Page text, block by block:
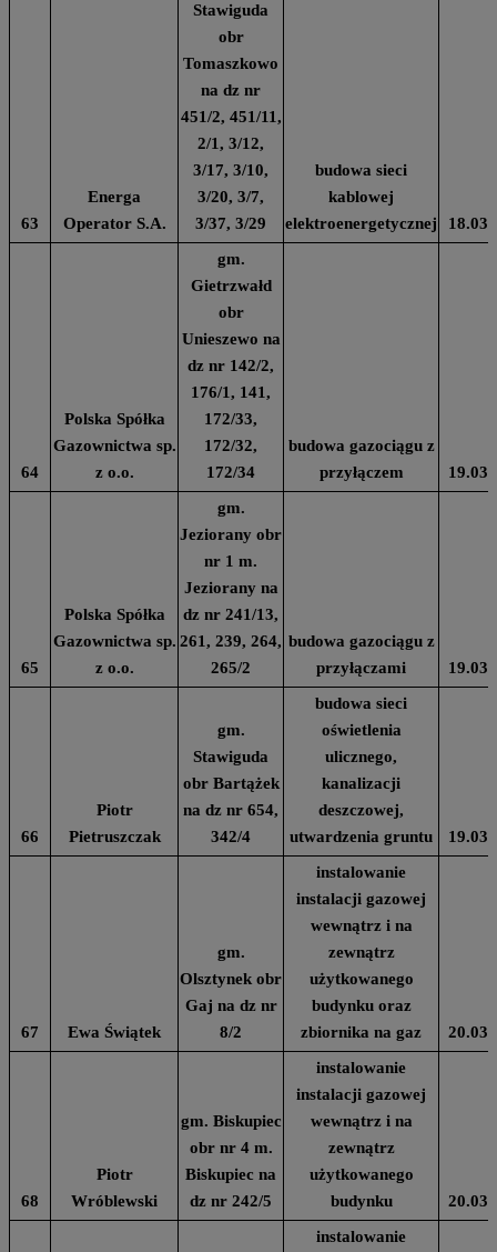
63
Energa
Operator S.A.
Stawiguda
obr
Tomaszkowo
na dz nr
451/2, 451/11,
2/1, 3/12,
3/17, 3/10,
3/20, 3/7,
3/37, 3/29
budowa sieci
kablowej
elektroenergetycznej
64
Polska Spółka
Gazownictwa sp.
z o.o.
gm.
Gietrzwałd
obr
Unieszewo na
dz nr 142/2,
176/1, 141,
172/33,
172/32,
172/34
budowa gazociągu z
przyłączem
65
Polska Spółka
Gazownictwa sp.
z o.o.
gm.
Jeziorany obr
nr 1 m.
Jeziorany na
dz nr 241/13,
261, 239, 264,
265/2
budowa gazociągu z
przyłączami
66
Piotr
Pietruszczak
gm.
Stawiguda
obr Bartążek
na dz nr 654,
342/4
budowa sieci
oświetlenia
ulicznego,
kanalizacji
deszczowej,
utwardzenia gruntu
67 Ewa Świątek
gm.
Olsztynek obr
Gaj na dz nr
8/2
instalowanie
instalacji gazowej
wewnątrz i na
zewnątrz
użytkowanego
budynku oraz
zbiornika na gaz
68
Piotr
Wróblewski
gm. Biskupiec
obr nr 4 m.
Biskupiec na
dz nr 242/5
instalowanie
instalacji gazowej
wewnątrz i na
zewnątrz
użytkowanego
budynku
instalowanie